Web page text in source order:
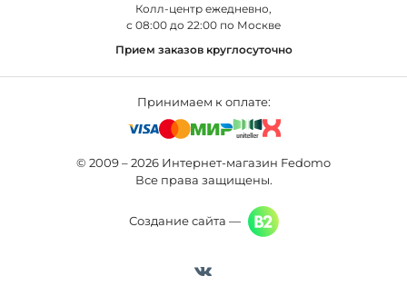
Уличные светильники
Колл-центр eжедневно,
с 08:00 до 22:00 по Москве
Прием заказов круглосуточно
Принимаем к оплате:
© 2009 – 2026 Интернет-магазин Fedomo
Все права защищены.
Создание сайта —